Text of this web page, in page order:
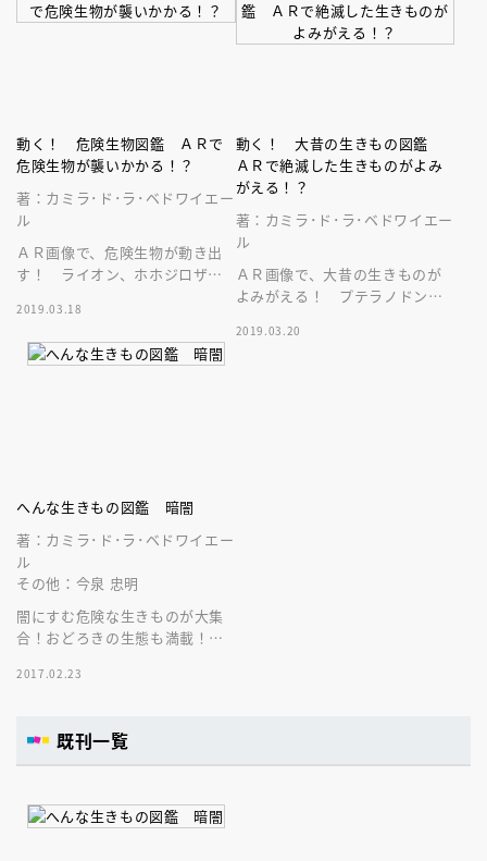
動く！ 危険生物図鑑 ＡＲで
危険生物が襲いかかる！？
著：カミラ･ド･ラ･ベドワイエー
ル
ＡＲ画像で、危険生物が動き出
す！ ライオン、ホホジロザメ
やタブレットで自由自在にあや
つれる図鑑！
2019.03.18
動く！ 大昔の生きもの図鑑
ＡＲで絶滅した生きものがよみ
がえる！？
著：カミラ･ド･ラ･ベドワイエー
ル
ＡＲ画像で、大昔の生きものが
よみがえる！ プテラノドンや
やタブレットで自由自在にあや
2019.03.20
へんな生きもの図鑑 暗闇
著：カミラ･ド･ラ･ベドワイエー
ル
その他：今泉 忠明
闇にすむ危険な生きものが大集
合！おどろきの生態も満載！オ
2017.02.23
既刊一覧